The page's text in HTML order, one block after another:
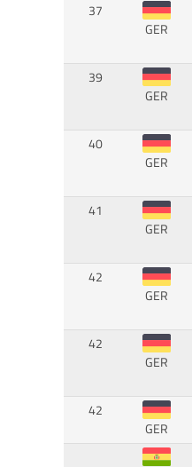
37
GER
39
GER
40
GER
41
GER
42
GER
42
GER
42
GER